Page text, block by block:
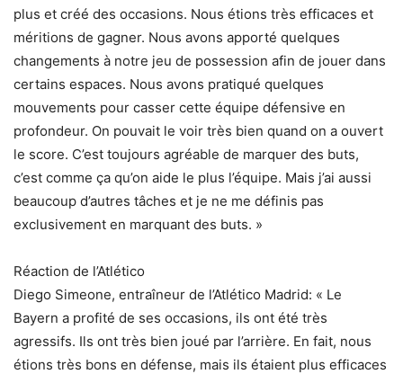
plus et créé des occasions. Nous étions très efficaces et
méritions de gagner. Nous avons apporté quelques
changements à notre jeu de possession afin de jouer dans
certains espaces. Nous avons pratiqué quelques
mouvements pour casser cette équipe défensive en
profondeur. On pouvait le voir très bien quand on a ouvert
le score. C’est toujours agréable de marquer des buts,
c’est comme ça qu’on aide le plus l’équipe. Mais j’ai aussi
beaucoup d’autres tâches et je ne me définis pas
exclusivement en marquant des buts. »
Réaction de l’Atlético
Diego Simeone, entraîneur de l’Atlético Madrid: « Le
Bayern a profité de ses occasions, ils ont été très
agressifs. Ils ont très bien joué par l’arrière. En fait, nous
étions très bons en défense, mais ils étaient plus efficaces